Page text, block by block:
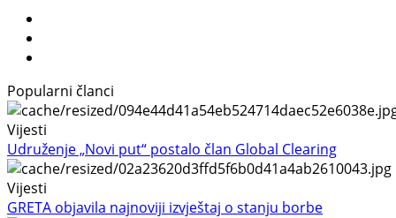
Popularni članci
Vijesti
Udruženje „Novi put“ postalo član Global Clearing
Vijesti
GRETA objavila najnoviji izvještaj o stanju borbe